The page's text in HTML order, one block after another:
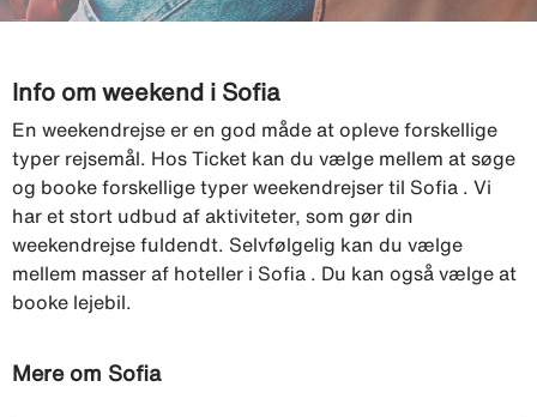
Info om weekend i Sofia
En weekendrejse er en god måde at opleve forskellige
typer rejsemål. Hos Ticket kan du vælge mellem at søge
og booke forskellige typer weekendrejser til Sofia . Vi
har et stort udbud af aktiviteter, som gør din
weekendrejse fuldendt. Selvfølgelig kan du vælge
mellem masser af hoteller i Sofia . Du kan også vælge at
booke lejebil.
Mere om Sofia